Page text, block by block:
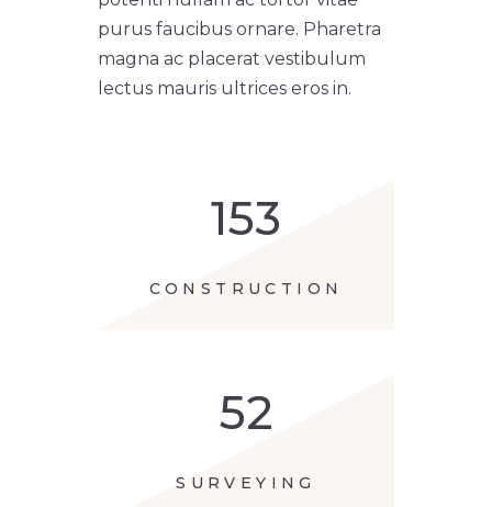
purus faucibus ornare. Pharetra
magna ac placerat vestibulum
lectus mauris ultrices eros in.
153
CONSTRUCTION
52
SURVEYING